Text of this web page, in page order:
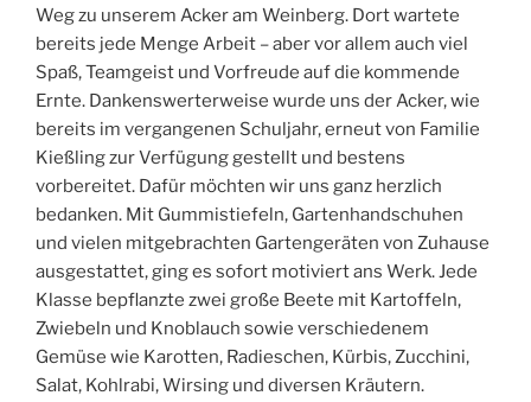
Weg zu unserem Acker am Weinberg. Dort wartete
bereits jede Menge Arbeit – aber vor allem auch viel
Spaß, Teamgeist und Vorfreude auf die kommende
Ernte. Dankenswerterweise wurde uns der Acker, wie
bereits im vergangenen Schuljahr, erneut von Familie
Kießling zur Verfügung gestellt und bestens
vorbereitet. Dafür möchten wir uns ganz herzlich
bedanken. Mit Gummistiefeln, Gartenhandschuhen
und vielen mitgebrachten Gartengeräten von Zuhause
ausgestattet, ging es sofort motiviert ans Werk. Jede
Klasse bepflanzte zwei große Beete mit Kartoffeln,
Zwiebeln und Knoblauch sowie verschiedenem
Gemüse wie Karotten, Radieschen, Kürbis, Zucchini,
Salat, Kohlrabi, Wirsing und diversen Kräutern.